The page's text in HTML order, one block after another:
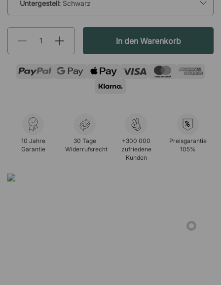
Untergestell: Schwarz
In den Warenkorb
10 Jahre
Garantie
30 Tage
Widerrufsrecht
+300 000
zufriedene
Kunden
%
Preisgarantie
105%